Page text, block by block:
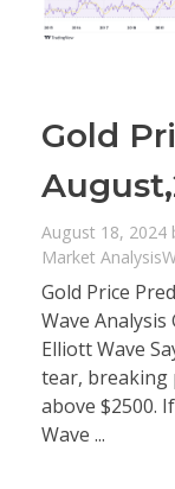
Gold
August 18, 2024
Market Analysis
Gold Price
Wave
Elliott Wave
tear, breaking
above $2500.
Wave ...